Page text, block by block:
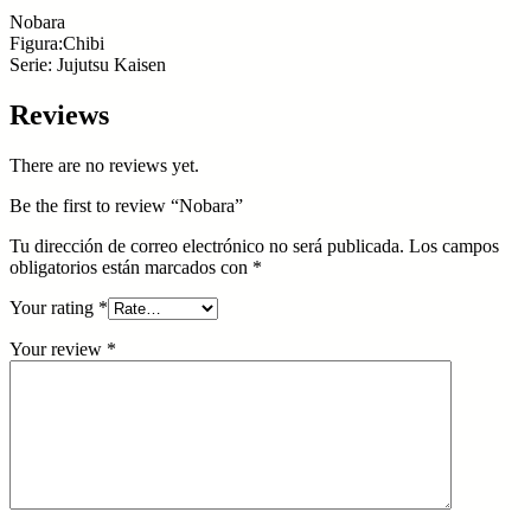
Nobara
Figura:Chibi
Serie: Jujutsu Kaisen
Reviews
There are no reviews yet.
Be the first to review “Nobara”
Tu dirección de correo electrónico no será publicada. Los campos
obligatorios están marcados con *
Your rating *
Your review *